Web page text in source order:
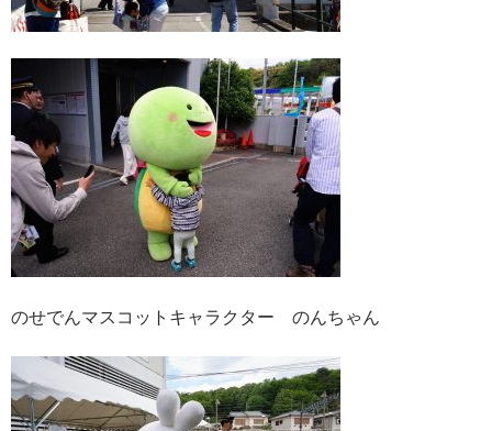
のせでんマスコットキャラクター のんちゃん